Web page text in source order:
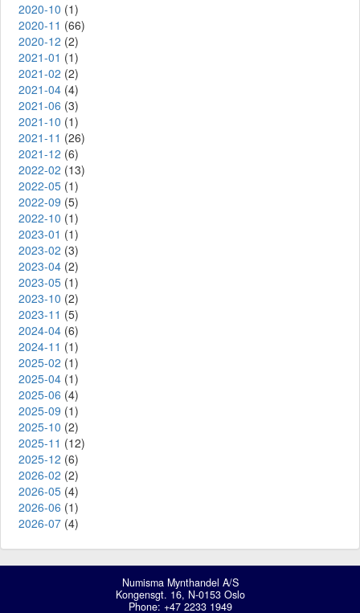
2020-10 (1)
2020-11 (66)
2020-12 (2)
2021-01 (1)
2021-02 (2)
2021-04 (4)
2021-06 (3)
2021-10 (1)
2021-11 (26)
2021-12 (6)
2022-02 (13)
2022-05 (1)
2022-09 (5)
2022-10 (1)
2023-01 (1)
2023-02 (3)
2023-04 (2)
2023-05 (1)
2023-10 (2)
2023-11 (5)
2024-04 (6)
2024-11 (1)
2025-02 (1)
2025-04 (1)
2025-06 (4)
2025-09 (1)
2025-10 (2)
2025-11 (12)
2025-12 (6)
2026-02 (2)
2026-05 (4)
2026-06 (1)
2026-07 (4)
Numisma Mynthandel A/S
Kongensgt. 16, N-0153 Oslo
Phone: +47 2233 1949